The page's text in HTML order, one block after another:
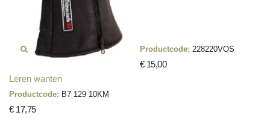
Leren wanten
Productcode: B7 129 10KM
€ 17,75
Productcode: 228220VOS
€ 15,00